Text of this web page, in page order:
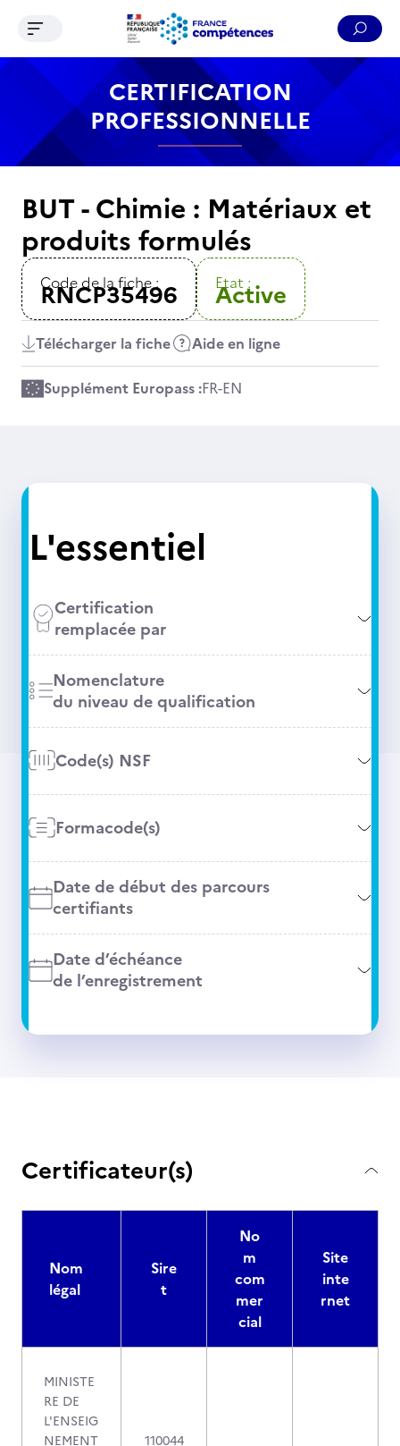
Contenu Recherche Menu Pied de page
Ouvrir le menu de navigation
CERTIFICATION
PROFESSIONNELLE
BUT - Chimie : Matériaux et
produits formulés
Code de la fiche :
RNCP35496 Etat :
Active
Télécharger la fiche Aide en ligne
Supplément Europass :FR-EN
L'essentiel
Certification
remplacée par
Nomenclature
du niveau de qualification
Code(s) NSF
Formacode(s)
Date de début des parcours
certifiants
Date d’échéance
de l’enregistrement
Certificateur(s)
Nom
légal
Sire
t
No
m
com
mer
cial
Site
inte
rnet
MINISTE
RE DE
L'ENSEIG
NEMENT
110044